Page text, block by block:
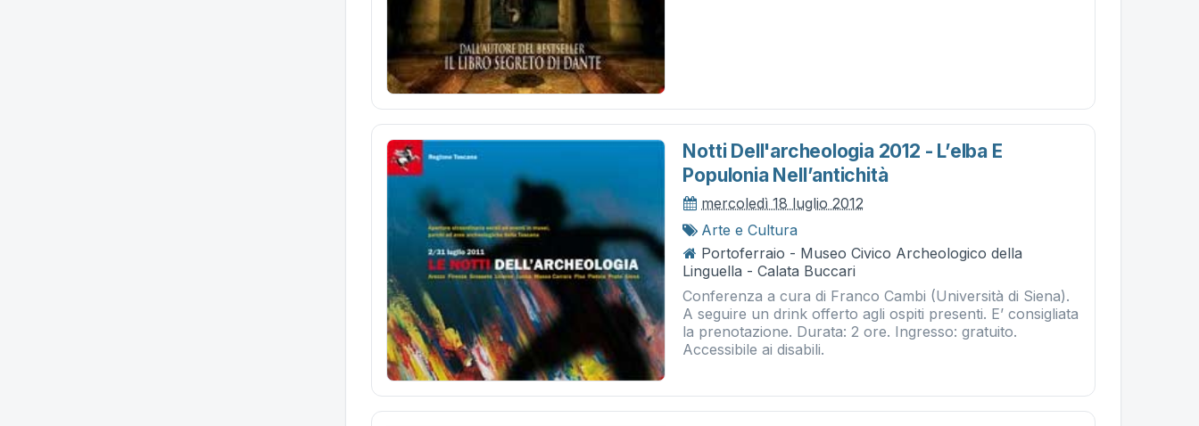
Notti Dell'archeologia 2012 - L’elba E
Populonia Nell’antichità
mercoledì 18 luglio 2012
Arte e Cultura
Portoferraio - Museo Civico Archeologico della
Linguella - Calata Buccari
Conferenza a cura di Franco Cambi (Università di Siena).
A seguire un drink offerto agli ospiti presenti. E’ consigliata
la prenotazione. Durata: 2 ore. Ingresso: gratuito.
Accessibile ai disabili.